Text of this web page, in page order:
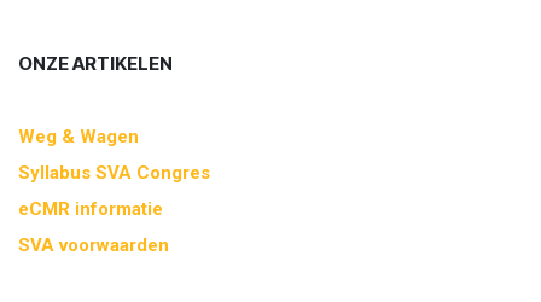
ONZE ARTIKELEN
Weg & Wagen
Syllabus SVA Congres
eCMR informatie
SVA voorwaarden